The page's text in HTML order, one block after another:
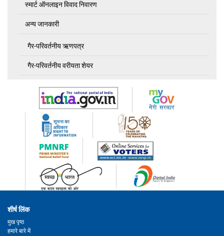
स्मार्ट ऑनलाइन विवाद निवारण
अन्य जानकारी
गैर-परिवर्तनीय ऋणपत्र
गैर-परिवर्तनीय वरीयता शेयर
शीर्ष लिंक
मुख पृष्ठ
हमारे बारे में